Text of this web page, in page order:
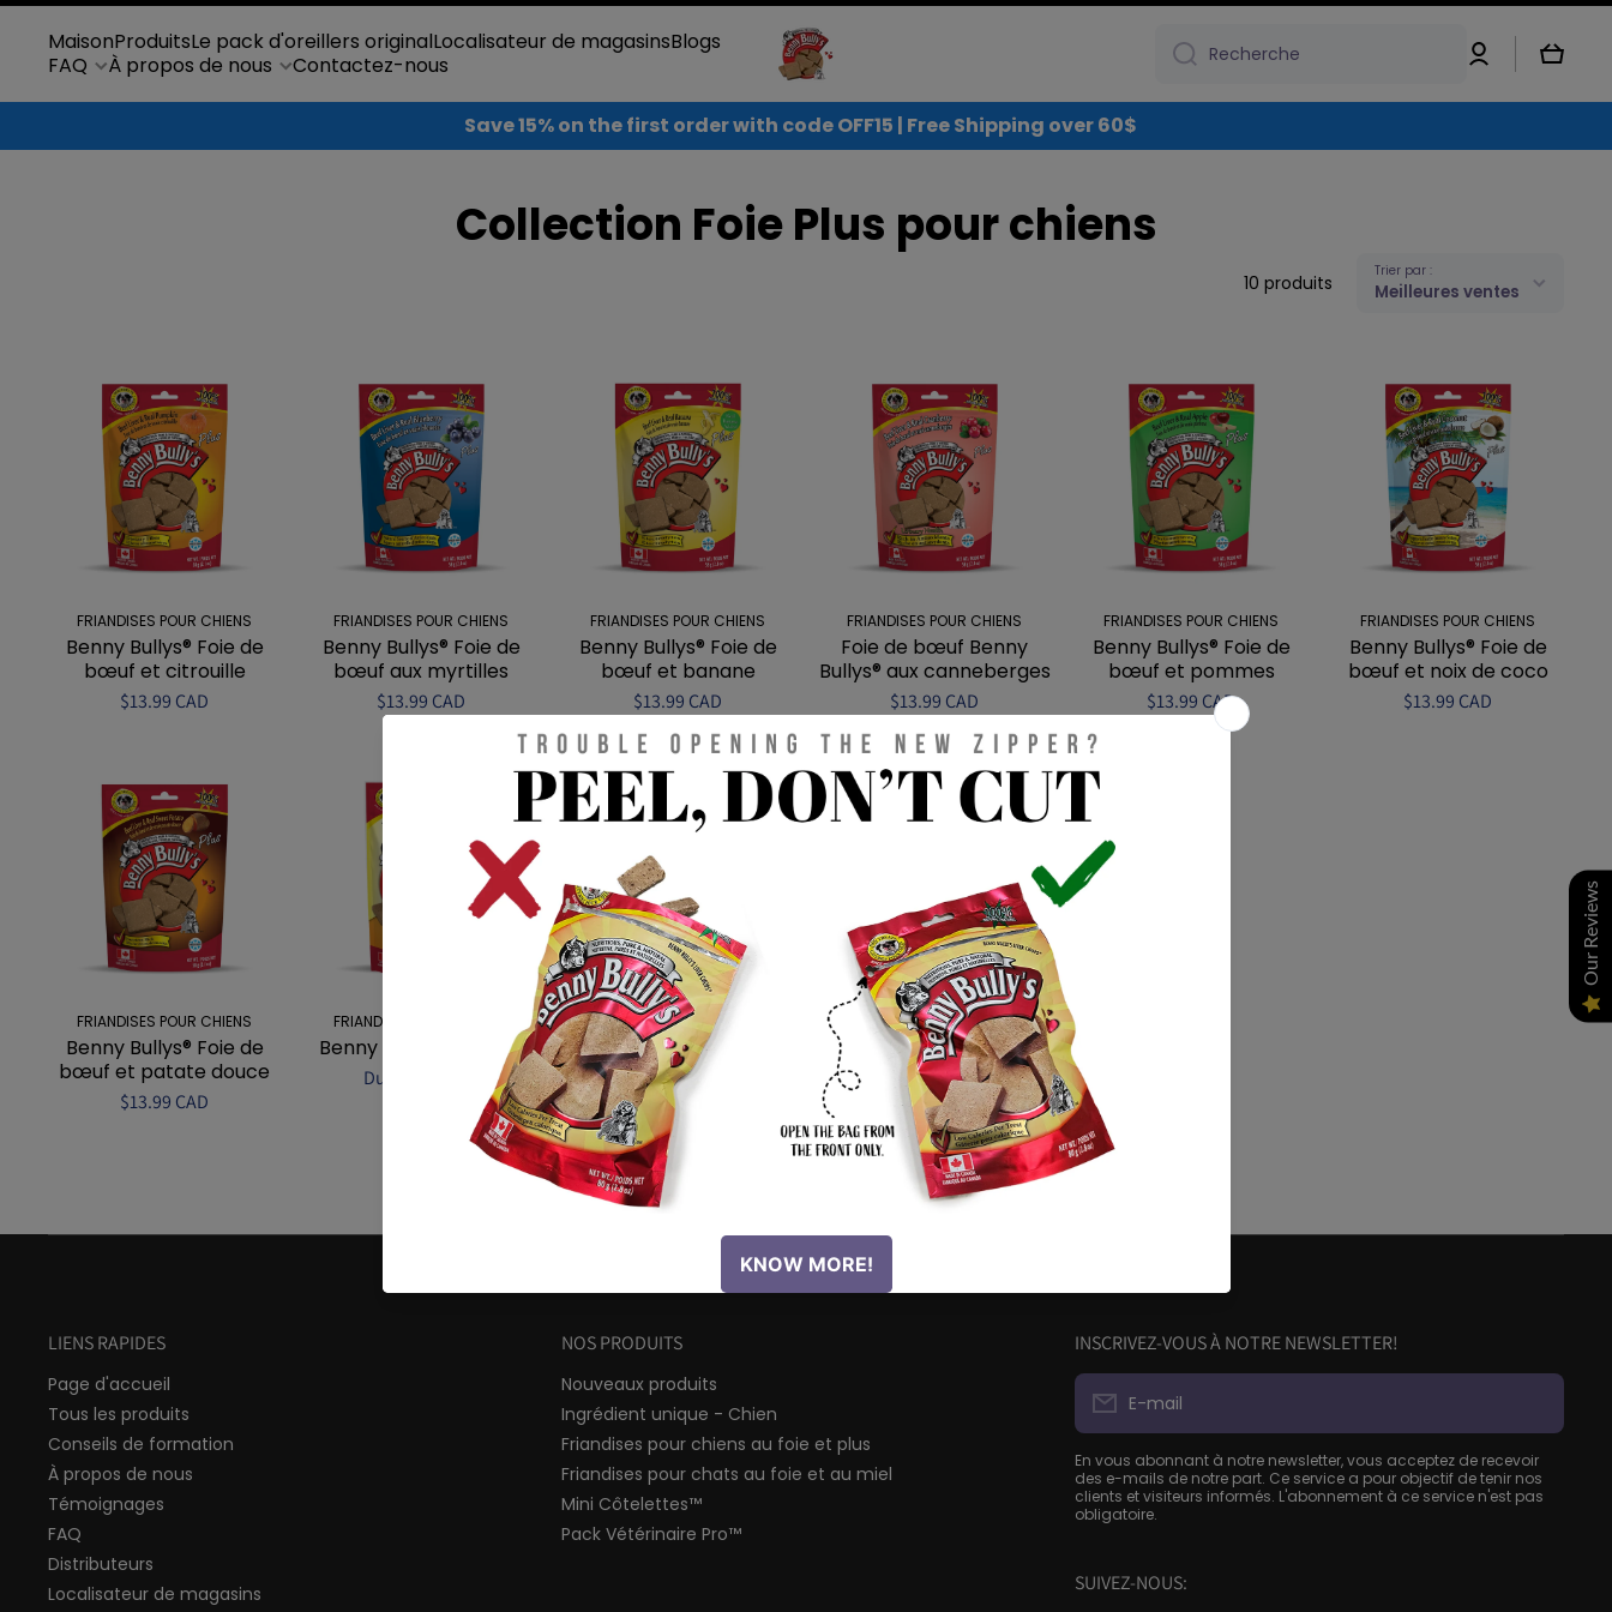
Ignorer et passer au contenu
MaisonProduitsLe pack d'oreillers originalLocalisateur de magasinsBlogs
FAQ
À propos de nous Contactez-nous Recherche ConnexionPanier
Save 15% on the first order with code OFF15 | Free Shipping over 60$
Collection Foie Plus pour chiens
10 produits
Trier par :
Meilleures ventes
FRIANDISES POUR CHIENS
Benny Bullys® Foie de
bœuf et citrouille
$13.99 CAD
FRIANDISES POUR CHIENS
Benny Bullys® Foie de
bœuf aux myrtilles
$13.99 CAD
FRIANDISES POUR CHIENS
Benny Bullys® Foie de
bœuf et banane
$13.99 CAD
FRIANDISES POUR CHIENS
Foie de bœuf Benny
Bullys® aux canneberges
$13.99 CAD
FRIANDISES POUR CHIENS
Benny Bullys® Foie de
bœuf et pommes
$13.99 CAD
FRIANDISES POUR CHIENS
Benny Bullys® Foie de
bœuf et noix de coco
$13.99 CAD
FRIANDISES POUR CHIENS
Benny Bullys® Foie de
bœuf et patate douce
$13.99 CAD
FRIANDISES POUR CHIENS
Benny Bullys NutriMix®
Du $13.99 CAD
FRIANDISES POUR CHIENS
Foie de bœuf et varech
Benny Bullys®
$13.99 CAD
FRIANDISES POUR CHIENS
Foie de bœuf et
champignons shiitake
de Benny...
$13.99 CAD
LIENS RAPIDES
Page d'accueil
Tous les produits
Conseils de formation
À propos de nous
Témoignages
FAQ
Distributeurs
Localisateur de magasins
NOS PRODUITS
Nouveaux produits
Ingrédient unique - Chien
Friandises pour chiens au foie et plus
Friandises pour chats au foie et au miel
Mini Côtelettes™
Pack Vétérinaire Pro™
INSCRIVEZ-VOUS À NOTRE NEWSLETTER!
E-mail
En vous abonnant à notre newsletter, vous acceptez de recevoir
des e-mails de notre part. Ce service a pour objectif de tenir nos
clients et visiteurs informés. L'abonnement à ce service n'est pas
obligatoire.
SUIVEZ-NOUS:
Our Reviews